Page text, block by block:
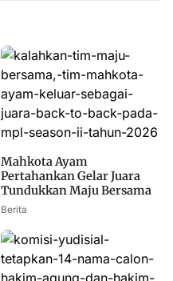
Mahkota Ayam
Pertahankan Gelar Juara
Tundukkan Maju Bersama
Berita